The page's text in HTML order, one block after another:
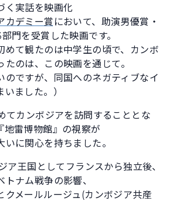
く実話を映画化
カデミー賞 において、助演男優賞・
門を受賞した映画です。
て観たのは中学生の頃で、カンボ
のは、この映画を通じて。
のですが、同国へのネガティブなイ
ました。）
てカンボジアを訪問することとな
地雷博物館』の視察が
に関心を持ちました。
ア王国としてフランスから独立後、
ナム戦争の影響、
クメールルージュ(カンボジア共産